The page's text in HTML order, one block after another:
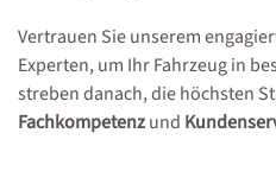
Vertrauen Sie unserem
Experten, um Ihr Fahrzeug in
streben danach, die höchsten
Fachkompetenzund